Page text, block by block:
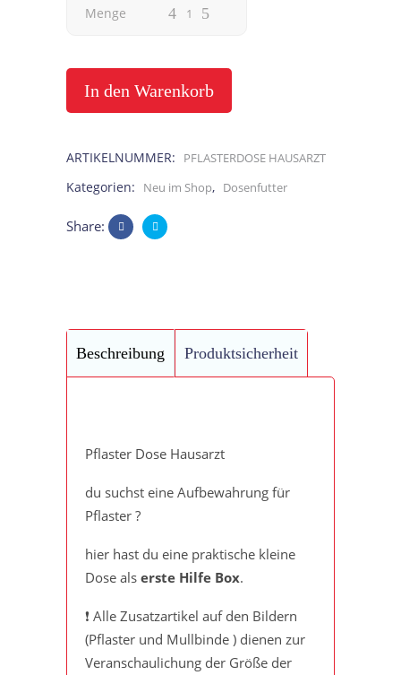
Pflaster
Hausarzt
Erste
kleine
Hausapotheke
Reiseapotheke
quantity
Menge
In den Warenkorb
ARTIKELNUMMER: PFLASTERDOSE HAUSARZT
Kategorien: Neu im Shop, Dosenfutter
Share:
Beschreibung Produktsicherheit
Pflaster Dose Hausarzt
du suchst eine Aufbewahrung für
Pflaster ?
hier hast du eine praktische kleine
Dose als erste Hilfe Box.
❗️ Alle Zusatzartikel auf den Bildern
(Pflaster und Mullbinde ) dienen zur
Veranschaulichung der Größe der